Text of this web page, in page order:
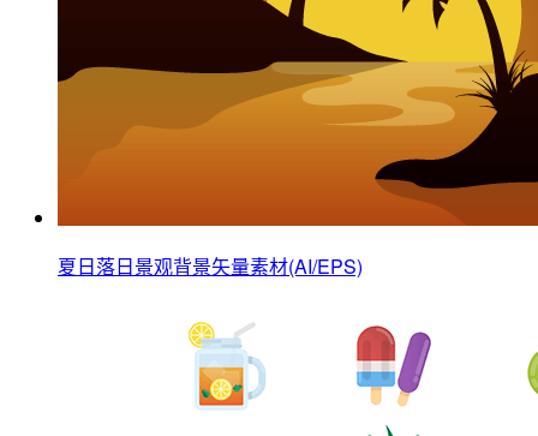
夏日落日景观背景矢量素材(AI/EPS)